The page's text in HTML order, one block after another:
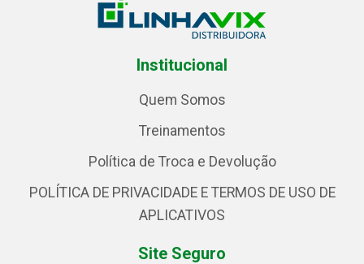
Institucional
Quem Somos
Treinamentos
Política de Troca e Devolução
POLÍTICA DE PRIVACIDADE E TERMOS DE USO DE
APLICATIVOS
Site Seguro